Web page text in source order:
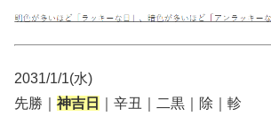
2031/1/1(水)
先勝｜ 神吉日 ｜辛丑｜二黒｜除｜軫